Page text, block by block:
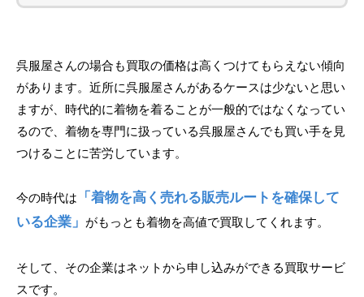
呉服屋さんの場合も買取の価格は高くつけてもらえない傾向
があります。近所に呉服屋さんがあるケースは少ないと思い
ますが、時代的に着物を着ることが一般的ではなくなってい
るので、着物を専門に扱っている呉服屋さんでも買い手を見
つけることに苦労しています。
今の時代は
「着物を高く売れる販売ルートを確保して
いる企業」 がもっとも着物を高値で買取してくれます。
そして、その企業はネットから申し込みができる買取サービ
スです。